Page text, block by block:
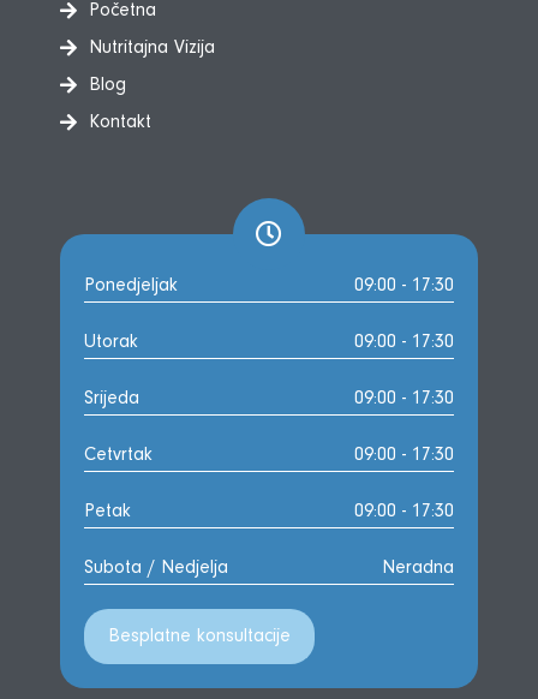
Početna
Nutritajna Vizija
Blog
Kontakt
Ponedjeljak 09:00 - 17:30
Utorak 09:00 - 17:30
Srijeda 09:00 - 17:30
Cetvrtak 09:00 - 17:30
Petak 09:00 - 17:30
Subota / Nedjelja Neradna
Besplatne konsultacije